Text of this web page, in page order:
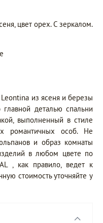
цвет орех. С зеркалом.
из ясеня и березы
деталью спальни
выполненный в стиле
романтичных особ. Не
и образ комнаты
в любом цвете по
, как правило, ведет к
стоимость уточняйте у